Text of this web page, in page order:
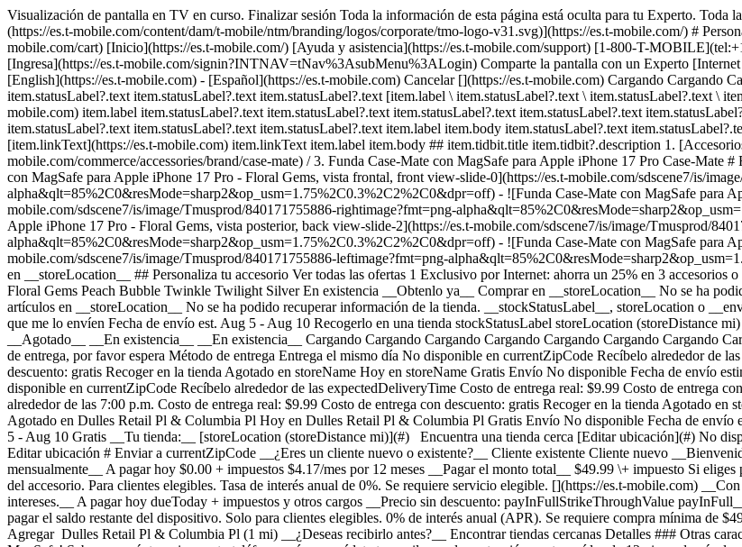
Visualización de pantalla en TV en curso. Finalizar sesión Toda la información de esta página está oculta para tu Experto.
(https://es.t-mobile.com/content/dam/t-mobile/ntm/branding/logos/corporate/tmo-logo-v31.svg)](https://es.t-mobile.com/) #
mobile.com/cart) [Inicio](https://es.t-mobile.com/) [Ayuda y asistencia](https://es.t-mobile.com/support) [1-800-T-
[Ingresa](https://es.t-mobile.com/signin?INTNAV=tNav%3AsubMenu%3ALogin) Comparte la pantalla con un Experto
[English](https://es.t-mobile.com) - [Español](https://es.t-mobile.com) Cancelar [](https://es.t-mobile.com) Cargando Cargando
item.statusLabel?.text item.statusLabel?.text item.statusLabel?.text [item.label \ item.statusLabel?.text \ item.statusLabel?.text \
mobile.com) item.label item.statusLabel?.text item.statusLabel?.text item.statusLabel?.text item.statusLabel?.text
item.statusLabel?.text item.statusLabel?.text item.statusLabel?.text item.label item.body item.statusLabel?.text
[item.linkText](https://es.t-mobile.com) item.linkText item.label item.body ## item.tidbit.title item.tidbit?.description 1.
mobile.com/commerce/accessories/brand/case-mate) / 3. Funda Case-Mate con MagSafe para Apple iPhone 17 Pro Case-Mate
con MagSafe para Apple iPhone 17 Pro - Floral Gems, vista frontal, front view-slide-0](https://es.t-mobile.com/sdscene7/is/
alpha&qlt=85%2C0&resMode=sharp2&op_usm=1.75%2C0.3%2C2%2C0&dpr=off) - ![Funda Case-Mate con MagSafe para
mobile.com/sdscene7/is/image/Tmusprod/840171755886-rightimage?fmt=png-
Apple iPhone 17 Pro - Floral Gems, vista posterior, back view-slide-2](https://es.t-mobile.com/sdscene7/is/image/Tmusprod/
alpha&qlt=85%2C0&resMode=sharp2&op_usm=1.75%2C0.3%2C2%2C0&dpr=off) - ![Funda Case-Mate con MagSafe para
mobile.com/sdscene7/is/image/Tmusprod/840171755886-leftimage?fmt=png-